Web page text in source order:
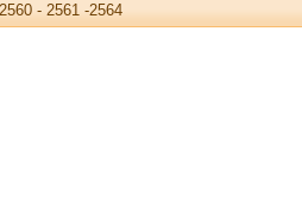
- 2561 -2564